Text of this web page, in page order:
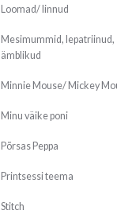
Loomad/ linnud
Mesimummid, lepatriinud,
ämblikud
Minnie Mouse/ Mickey
Minu väike poni
Põrsas Peppa
Printsessi teema
Stitch